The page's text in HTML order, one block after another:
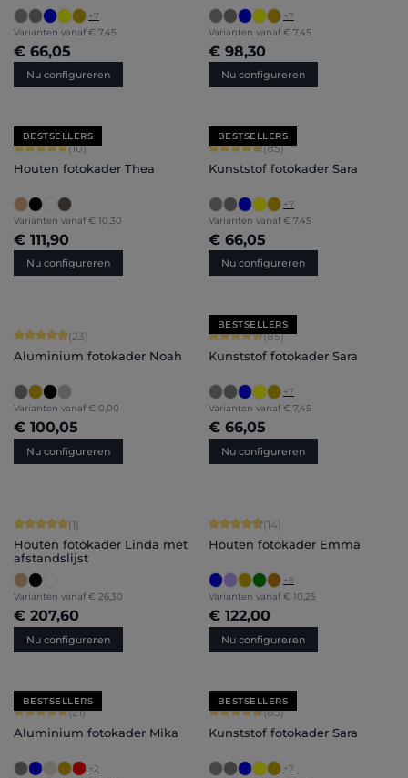
+7
Varianten vanaf € 7,45
€ 66,05
Nu configureren
+7
Varianten vanaf € 7,45
€ 98,30
Nu configureren
BESTSELLERS
Gemiddelde score van 5 op 5 sterren
(10)
Houten fotokader Thea
Varianten vanaf € 10,30
€ 111,90
Nu configureren
BESTSELLERS
Gemiddelde score van 4.71 op 5
(85)
Kunststof fotokader Sara
+7
Varianten vanaf € 7,45
€ 66,05
Nu configureren
Gemiddelde score van 4.91 op 5 sterren
(23)
Aluminium fotokader Noah
Varianten vanaf € 0,00
€ 100,05
Nu configureren
BESTSELLERS
Gemiddelde score van 4.71 op 5
(85)
Kunststof fotokader Sara
+7
Varianten vanaf € 7,45
€ 66,05
Nu configureren
Gemiddelde score van 5 op 5 sterren
(1)
Houten fotokader Linda met
afstandslijst
Varianten vanaf € 26,30
€ 207,60
Nu configureren
Gemiddelde score van 4.86 op 5
(14)
Houten fotokader Emma
+9
Varianten vanaf € 10,25
€ 122,00
Nu configureren
BESTSELLERS
Gemiddelde score van 5 op 5 sterren
(21)
Aluminium fotokader Mika
+2
BESTSELLERS
Gemiddelde score van 4.71 op 5
(85)
Kunststof fotokader Sara
+7